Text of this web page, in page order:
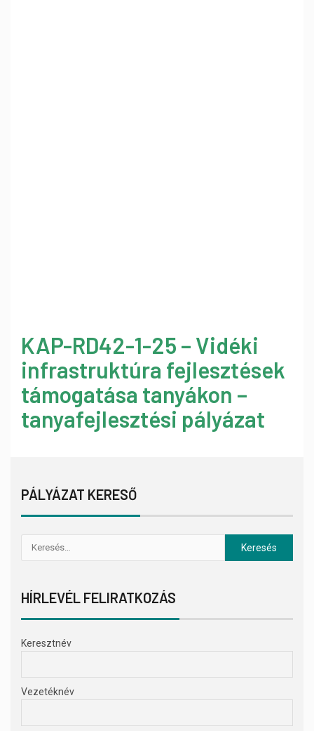
KAP-RD42-1-25 – Vidéki
infrastruktúra fejlesztések
támogatása tanyákon –
tanyafejlesztési pályázat
PÁLYÁZAT KERESŐ
HÍRLEVÉL FELIRATKOZÁS
Keresztnév
Vezetéknév